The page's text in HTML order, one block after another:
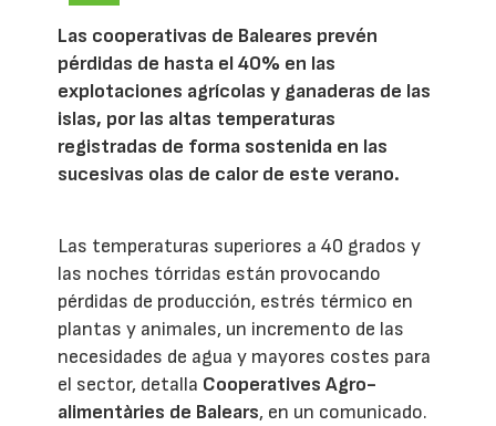
Las cooperativas de Baleares prevén
pérdidas de hasta el 40% en las
explotaciones agrícolas y ganaderas de las
islas, por las altas temperaturas
registradas de forma sostenida en las
sucesivas olas de calor de este verano.
Las temperaturas superiores a 40 grados y
las noches tórridas están provocando
pérdidas de producción, estrés térmico en
plantas y animales, un incremento de las
necesidades de agua y mayores costes para
el sector, detalla Cooperatives Agro-
alimentàries de Balears, en un comunicado.